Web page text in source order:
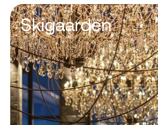
Skigaarden